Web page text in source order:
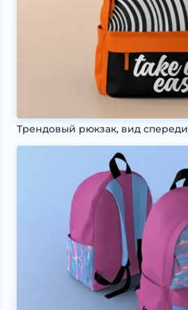
Трендовый рюкзак, вид спереди